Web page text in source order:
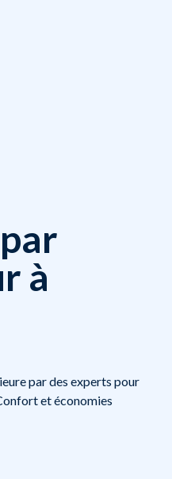
à
par des experts pour
et économies